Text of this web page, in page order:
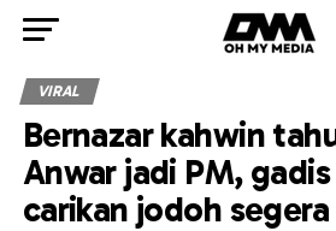
VIRAL
Bernazar kahwin
Anwar jadi PM,
carikan jodoh segera